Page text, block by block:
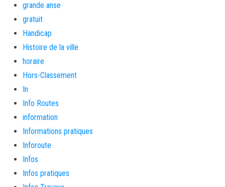
grande anse
gratuit
Handicap
Histoire de la ville
horaire
Hors-Classement
In
Info Routes
information
Informations pratiques
Inforoute
Infos
Infos pratiques